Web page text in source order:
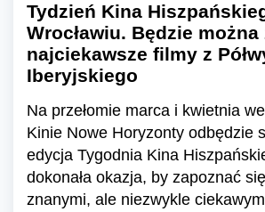
Tydzień Kina
Wrocławiu. Będzie
najciekawsze filmy z
Iberyjskiego
Na przełomie marca i kwietnia
Kinie Nowe Horyzonty odbędzie
edycja Tygodnia Kina
dokonała okazja, by zapoznać
znanymi, ale niezwykle